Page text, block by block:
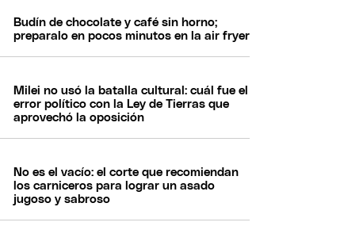
Budín de chocolate y café sin horno;
preparalo en pocos minutos en la air fryer
Milei no usó la batalla cultural: cuál fue el
error político con la Ley de Tierras que
aprovechó la oposición
No es el vacío: el corte que recomiendan
los carniceros para lograr un asado
jugoso y sabroso